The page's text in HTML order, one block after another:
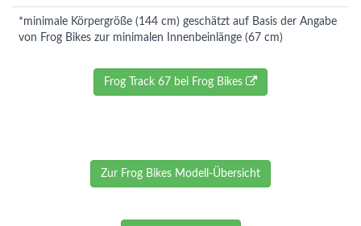
*minimale Körpergröße (144 cm) geschätzt auf Basis der Angabe
von Frog Bikes zur minimalen Innenbeinlänge (67 cm)
Frog Track 67 bei Frog Bikes
Zur Frog Bikes Modell-Übersicht